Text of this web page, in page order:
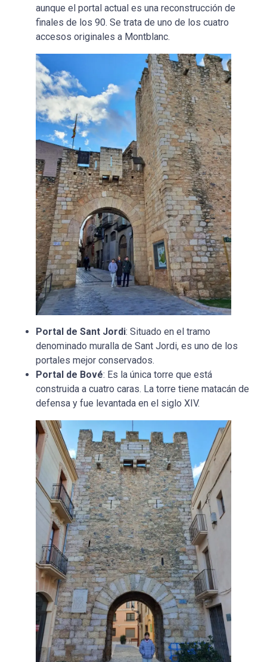
aunque el portal actual es una reconstrucción de
finales de los 90. Se trata de uno de los cuatro
accesos originales a Montblanc.
Portal de Sant Jordi: Situado en el tramo
denominado muralla de Sant Jordi, es uno de los
portales mejor conservados.
Portal de Bové: Es la única torre que está
construida a cuatro caras. La torre tiene matacán de
defensa y fue levantada en el siglo XIV.